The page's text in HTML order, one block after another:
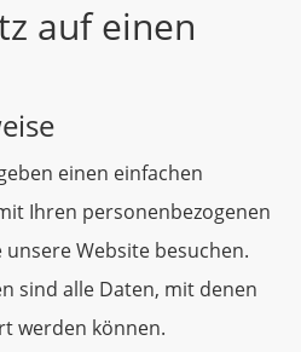
auf einen
einen einfachen
Ihren personenbezogenen
Website besuchen.
sind alle Daten, mit denen
werden können.